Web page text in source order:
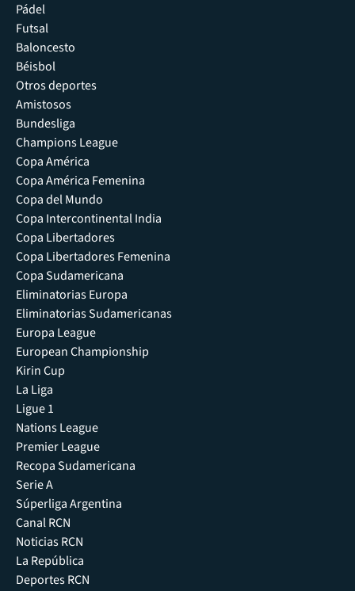
Pádel
Futsal
Baloncesto
Béisbol
Otros deportes
Amistosos
Bundesliga
Champions League
Copa América
Copa América Femenina
Copa del Mundo
Copa Intercontinental India
Copa Libertadores
Copa Libertadores Femenina
Copa Sudamericana
Eliminatorias Europa
Eliminatorias Sudamericanas
Europa League
European Championship
Kirin Cup
La Liga
Ligue 1
Nations League
Premier League
Recopa Sudamericana
Serie A
Súperliga Argentina
Canal RCN
Noticias RCN
La República
Deportes RCN